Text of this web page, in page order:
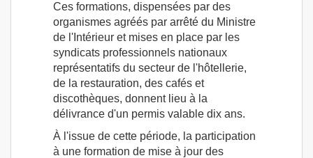
Ces formations, dispensées par des
organismes agréés par arrêté du Ministre
de l'Intérieur et mises en place par les
syndicats professionnels nationaux
représentatifs du secteur de l'hôtellerie,
de la restauration, des cafés et
discothèques, donnent lieu à la
délivrance d'un permis valable dix ans.
À l'issue de cette période, la participation
à une formation de mise à jour des